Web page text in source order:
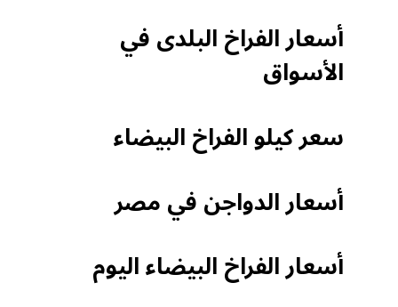
أسعار الفراخ البلدى في
الأسواق
سعر كيلو الفراخ البيضاء
أسعار الدواجن في مصر
أسعار الفراخ البيضاء اليوم